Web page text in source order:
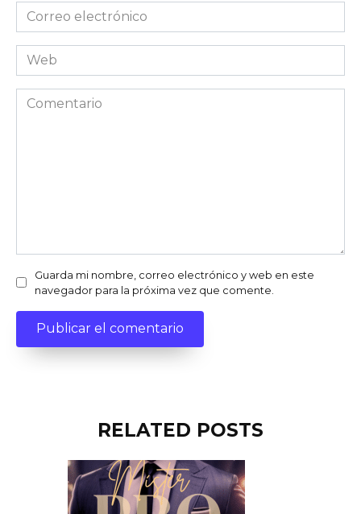
Correo
electrónico
Web
Comentario
Guarda mi nombre, correo electrónico y web en este
navegador para la próxima vez que comente.
RELATED POSTS